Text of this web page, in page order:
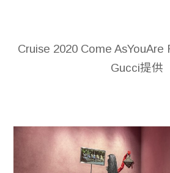
Cruise 2020 Come AsYouAre
Gucci提供